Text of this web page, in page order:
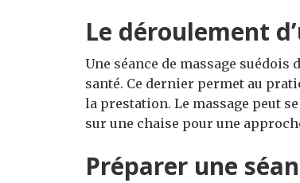
Le déroulement
Une séance de massage
santé. Ce dernier permet au
la prestation. Le massage peut
sur une chaise pour une
Préparer une